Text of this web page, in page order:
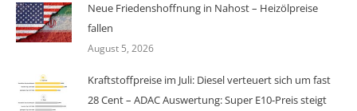
Neue Friedenshoffnung in Nahost – Heizölpreise
fallen
August 5, 2026
Kraftstoffpreise im Juli: Diesel verteuert sich um fast
28 Cent – ADAC Auswertung: Super E10-Preis steigt